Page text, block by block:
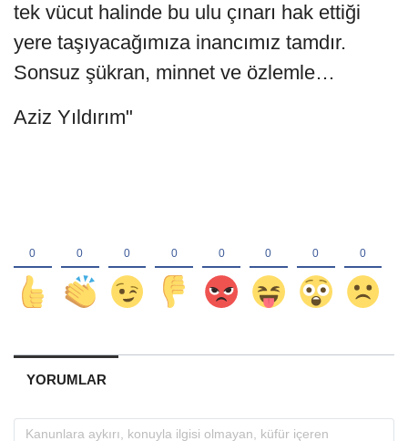
tek vücut halinde bu ulu çınarı hak ettiği
yere taşıyacağımıza inancımız tamdır.
Sonsuz şükran, minnet ve özlemle…
Aziz Yıldırım"
YORUMLAR